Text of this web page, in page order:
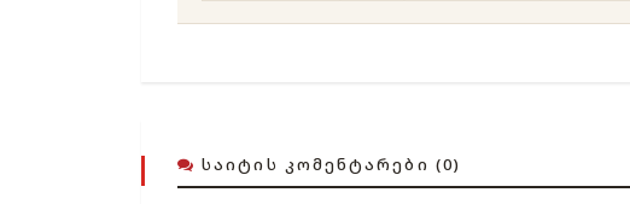
ᲡᲐᲘᲢᲘᲡ ᲙᲝᲛᲔᲜᲢᲐᲠᲔᲑᲘ (0)